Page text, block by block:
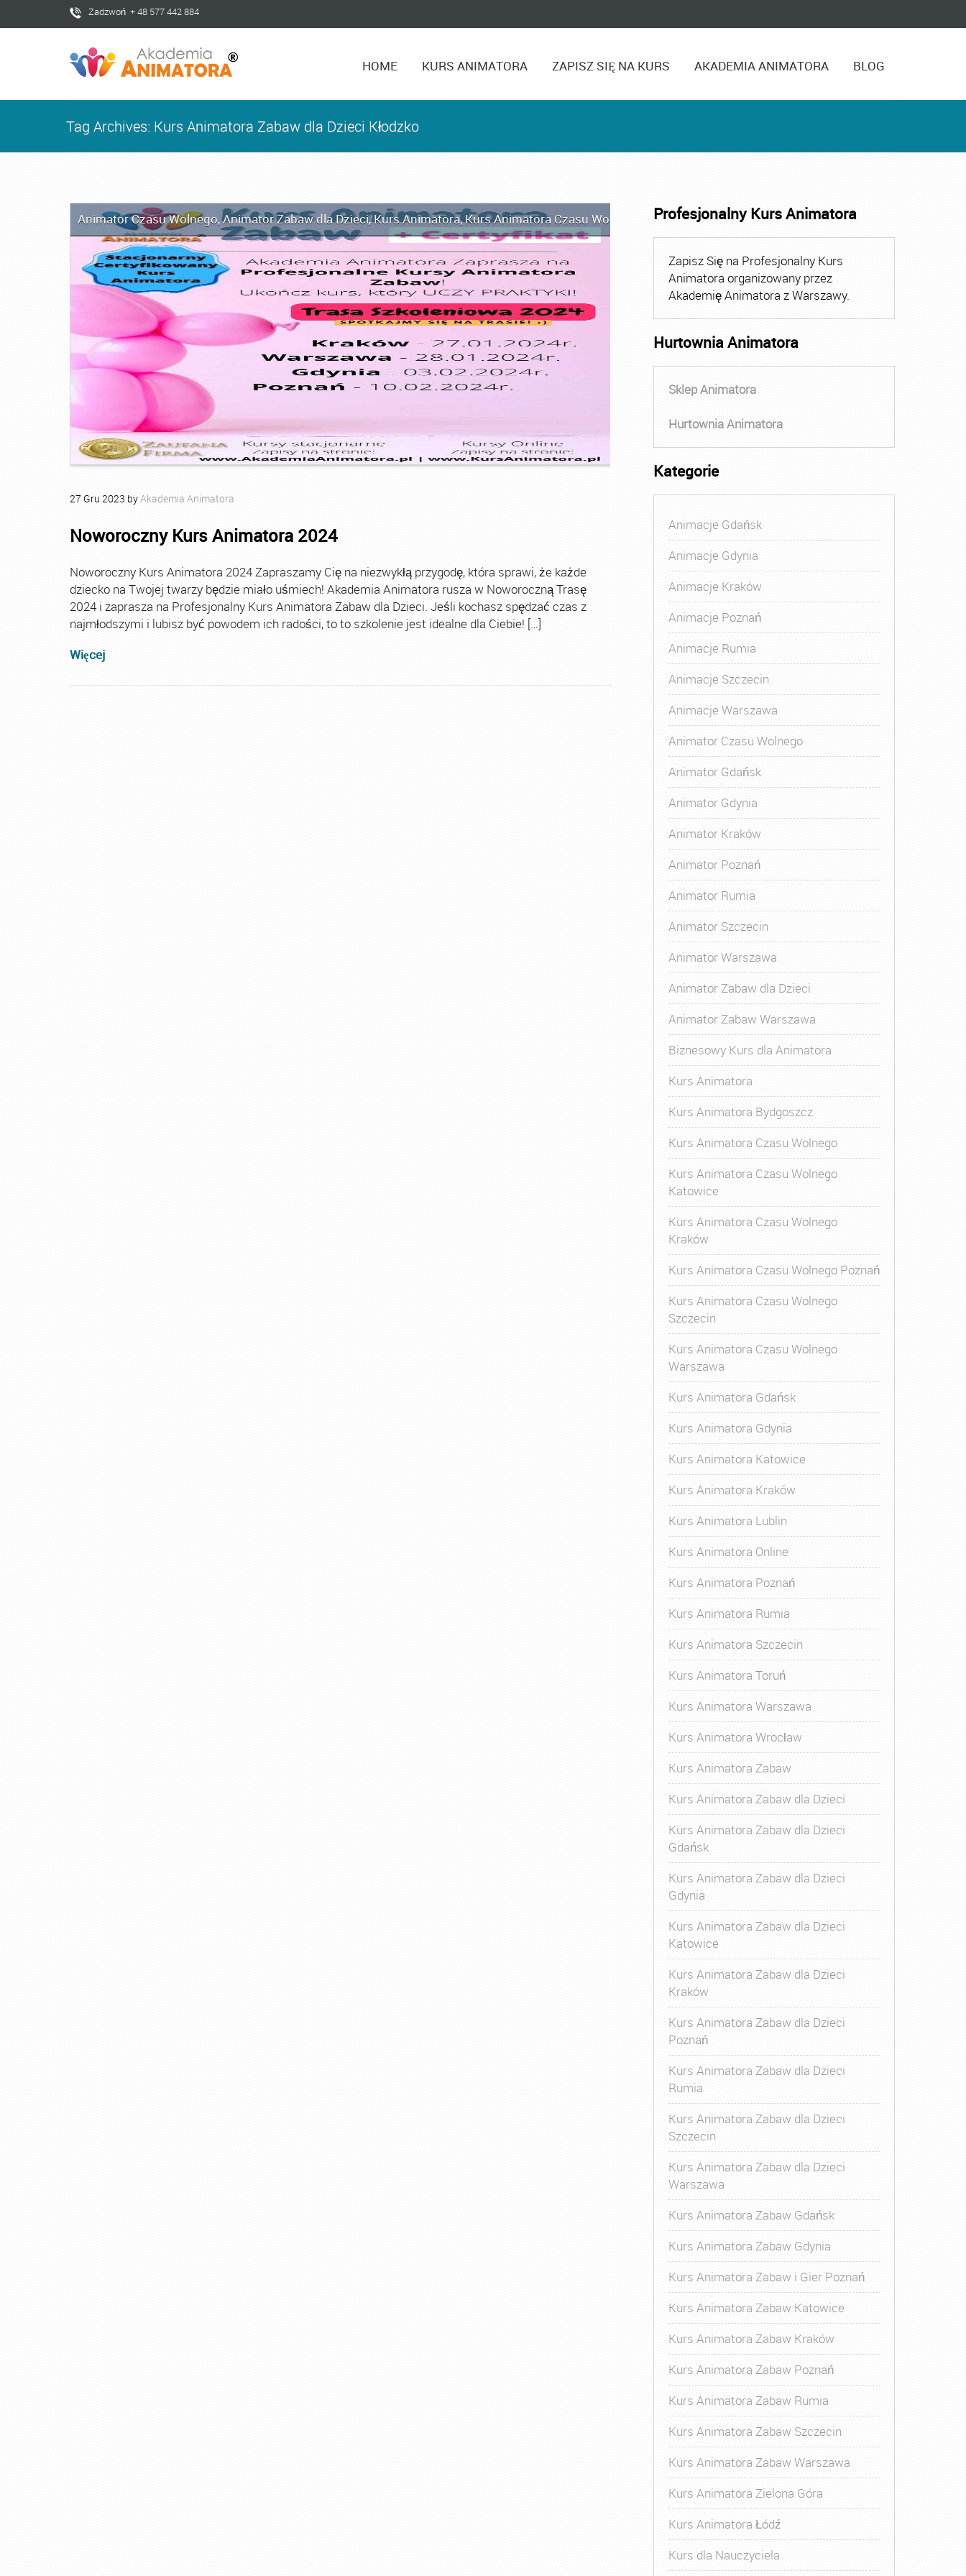
Zadzwoń + 48 577 442 884
HOME KURS ANIMATORA ZAPISZ SIĘ NA KURS AKADEMIA ANIMATORA BLOG
Tag Archives: Kurs Animatora Zabaw dla Dzieci Kłodzko
Animator Czasu Wolnego,Animator Zabaw dla Dzieci,Kurs Animatora,Kurs Animatora Czasu Wolnego Kurs Animatora Czasu Wolnego Warszawa
27 Gru 2023 byAkademia Animatora
Noworoczny Kurs Animatora 2024
Noworoczny Kurs Animatora 2024 Zapraszamy Cię na niezwykłą przygodę, która sprawi, że każde
dziecko na Twojej twarzy będzie miało uśmiech! Akademia Animatora rusza w Noworoczną Trasę
2024 i zaprasza na Profesjonalny Kurs Animatora Zabaw dla Dzieci. Jeśli kochasz spędzać czas z
najmłodszymi i lubisz być powodem ich radości, to to szkolenie jest idealne dla Ciebie! […]
Więcej
Profesjonalny Kurs Animatora
Zapisz Się na Profesjonalny Kurs
Animatora organizowany przez
Akademię Animatora z Warszawy.
Hurtownia Animatora
Sklep Animatora
Hurtownia Animatora
Kategorie
Animacje Gdańsk
Animacje Gdynia
Animacje Kraków
Animacje Poznań
Animacje Rumia
Animacje Szczecin
Animacje Warszawa
Animator Czasu Wolnego
Animator Gdańsk
Animator Gdynia
Animator Kraków
Animator Poznań
Animator Rumia
Animator Szczecin
Animator Warszawa
Animator Zabaw dla Dzieci
Animator Zabaw Warszawa
Biznesowy Kurs dla Animatora
Kurs Animatora
Kurs Animatora Bydgoszcz
Kurs Animatora Czasu Wolnego
Kurs Animatora Czasu Wolnego
Katowice
Kurs Animatora Czasu Wolnego
Kraków
Kurs Animatora Czasu Wolnego Poznań
Kurs Animatora Czasu Wolnego
Szczecin
Kurs Animatora Czasu Wolnego
Warszawa
Kurs Animatora Gdańsk
Kurs Animatora Gdynia
Kurs Animatora Katowice
Kurs Animatora Kraków
Kurs Animatora Lublin
Kurs Animatora Online
Kurs Animatora Poznań
Kurs Animatora Rumia
Kurs Animatora Szczecin
Kurs Animatora Toruń
Kurs Animatora Warszawa
Kurs Animatora Wrocław
Kurs Animatora Zabaw
Kurs Animatora Zabaw dla Dzieci
Kurs Animatora Zabaw dla Dzieci
Gdańsk
Kurs Animatora Zabaw dla Dzieci
Gdynia
Kurs Animatora Zabaw dla Dzieci
Katowice
Kurs Animatora Zabaw dla Dzieci
Kraków
Kurs Animatora Zabaw dla Dzieci
Poznań
Kurs Animatora Zabaw dla Dzieci
Rumia
Kurs Animatora Zabaw dla Dzieci
Szczecin
Kurs Animatora Zabaw dla Dzieci
Warszawa
Kurs Animatora Zabaw Gdańsk
Kurs Animatora Zabaw Gdynia
Kurs Animatora Zabaw i Gier Poznań
Kurs Animatora Zabaw Katowice
Kurs Animatora Zabaw Kraków
Kurs Animatora Zabaw Poznań
Kurs Animatora Zabaw Rumia
Kurs Animatora Zabaw Szczecin
Kurs Animatora Zabaw Warszawa
Kurs Animatora Zielona Góra
Kurs Animatora Łódź
Kurs dla Nauczyciela